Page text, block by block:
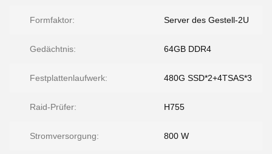
Formfaktor: Server des Gestell-2U
Gedächtnis: 64GB DDR4
Festplattenlaufwerk: 480G SSD*2+4TSAS*3
Raid-Prüfer: H755
Stromversorgung: 800 W